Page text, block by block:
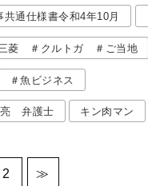
通仕様書令和4年10月
菱 ＃クルトガ ＃ご当地
＃魚ビジネス
弁護士 キン肉マン
2 ≫